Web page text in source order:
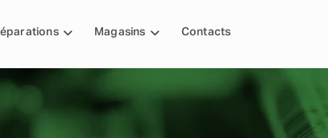
Magasins Contacts